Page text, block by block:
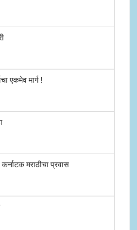
एकमेव मार्ग !
कर्नाटक मराठीचा प्रवास